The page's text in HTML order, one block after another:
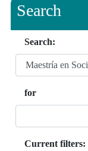
Search
Search:
for
Current filters: